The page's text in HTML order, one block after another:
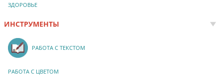
ЗДОРОВЬЕ
ИНСТРУМЕНТЫ
РАБОТА С ТЕКСТОМ
РАБОТА С ЦВЕТОМ